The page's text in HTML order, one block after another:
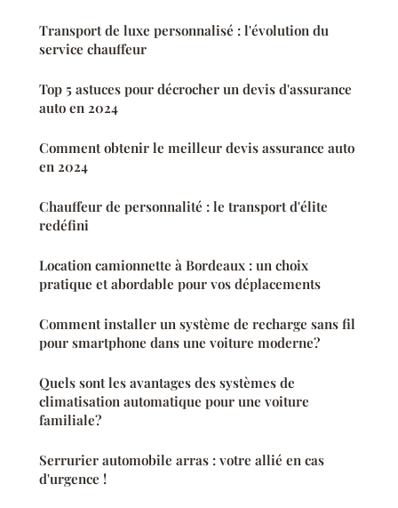
Transport de luxe personnalisé : l'évolution du
service chauffeur
Top 5 astuces pour décrocher un devis d'assurance
auto en 2024
Comment obtenir le meilleur devis assurance auto
en 2024
Chauffeur de personnalité : le transport d'élite
redéfini
Location camionnette à Bordeaux : un choix
pratique et abordable pour vos déplacements
Comment installer un système de recharge sans fil
pour smartphone dans une voiture moderne?
Quels sont les avantages des systèmes de
climatisation automatique pour une voiture
familiale?
Serrurier automobile arras : votre allié en cas
d'urgence !